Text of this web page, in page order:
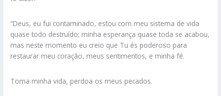
“Deus, eu fui contaminado, estou com meu sistema de vida
quase todo destruído; minha esperança quase toda se acabou,
mas neste momento eu creio que Tu és poderoso para
restaurar meu coração, meus sentimentos, e minha fé.
Toma minha vida, perdoa os meus pecados.